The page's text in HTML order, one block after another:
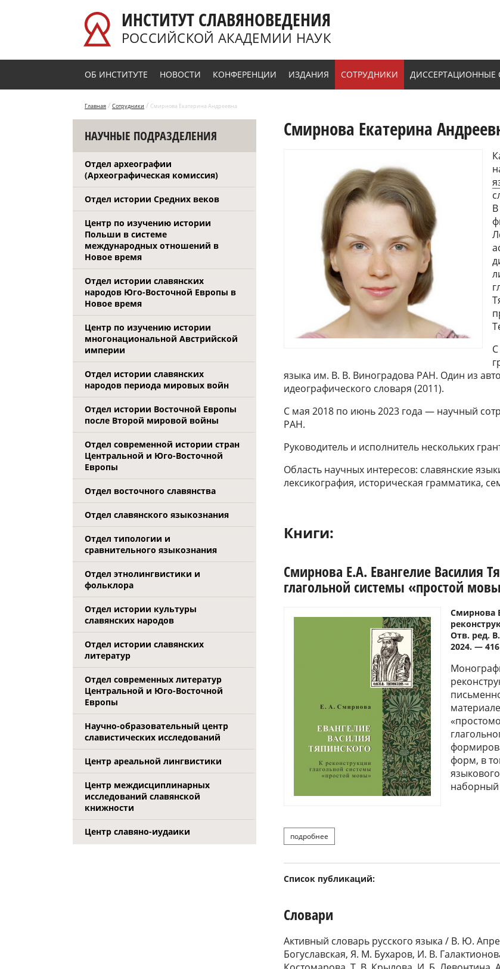
ИНСТИТУТ СЛАВЯНОВЕДЕНИЯ
РОССИЙСКОЙ АКАДЕМИИ НАУК
ОБ ИНСТИТУТЕ НОВОСТИ КОНФЕРЕНЦИИ ИЗДАНИЯ СОТРУДНИКИ ДИССЕРТАЦИОННЫЕ
Главная / Сотрудники / Смирнова Екатерина Андреевна
НАУЧНЫЕ ПОДРАЗДЕЛЕНИЯ
Отдел археографии
(Археографическая комиссия)
Отдел истории Средних веков
Центр по изучению истории
Польши в системе
международных отношений в
Новое время
Отдел истории славянских
народов Юго-Восточной Европы в
Новое время
Центр по изучению истории
многонациональной Австрийской
империи
Отдел истории славянских
народов периода мировых войн
Отдел истории Восточной Европы
после Второй мировой войны
Отдел современной истории стран
Центральной и Юго-Восточной
Европы
Отдел восточного славянства
Отдел славянского языкознания
Отдел типологии и
сравнительного языкознания
Отдел этнолингвистики и
фольклора
Отдел истории культуры
славянских народов
Отдел истории славянских
литератур
Отдел современных литератур
Центральной и Юго-Восточной
Европы
Научно-образовательный центр
славистических исследований
Центр ареальной лингвистики
Центр междисциплинарных
исследований славянской
книжности
Центр славяно-иудаики
Смирнова Екатерина
языка им. В. В. Виноградова РАН. Один из
идеографического словаря (2011).
С мая 2018 по июнь 2023 года — научный
РАН.
Руководитель и исполнитель нескольких
Область научных интересов: славянские
лексикография, историческая грамматика,
Книги:
Смирнова Е.А. Евангелие Василия
глагольной системы «простой
Смирнова
Отв. ред.
2024. —
форм, в
наборный
подробнее
Список публикаций:
Словари
Активный словарь русского языка / В. Ю.
Богуславская, Я. М. Бухаров, И. В.